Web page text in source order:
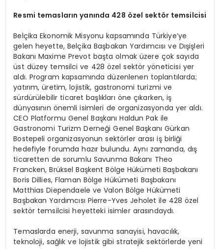
Resmi temasların yanında 428 özel sektör temsilcisi
Belçika Ekonomik Misyonu kapsamında Türkiye’ye
gelen heyette, Belçika Başbakan Yardımcısı ve Dışişleri
Bakanı Maxime Prevot başta olmak üzere çok sayıda
üst düzey temsilci ve 428 özel sektör yöneticisi yer
aldı. Program kapsamında düzenlenen toplantılarda;
yatırım, üretim, lojistik, gastronomi turizmi ve
sürdürülebilir ticaret başlıkları öne çıkarken, iş
dünyasının önemli isimleri de organizasyonda yer aldı.
CEO Platformu Genel Başkanı Haldun Pak ile
Gastronomi Turizm Derneği Genel Başkanı Gürkan
Bostepeli organizasyonun sektörler arası iş birliği
hedefiyle forumda hazır bulundu. Aynı zamanda, dış
ticaretten de sorumlu Savunma Bakanı Theo
Francken, Brüksel Başkent Bölge Hükümeti Başbakanı
Boris Dillies, Flaman Bölge Hükümeti Başbakanı
Matthias Diependaele ve Valon Bölge Hükümeti
Başbakan Yardımcısı Pierre-Yves Jeholet ile 428 özel
sektör temsilcisi heyetteki isimler arasındaydı.
Temaslarda enerji, savunma sanayisi, havacılık,
teknoloji, sağlık ve lojistik gibi stratejik sektörlerde yeni